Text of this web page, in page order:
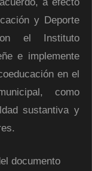
a efecto
y Deporte
el Instituto
e implemente
en el
como
sustantiva y
documento